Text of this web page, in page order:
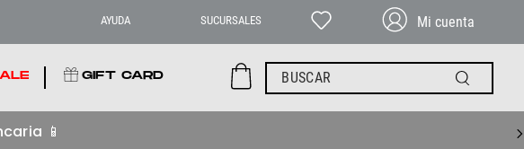
AYUDA SUCURSALES
GIFT CARD BUSCAR
📱